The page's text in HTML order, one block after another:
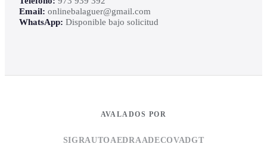
Email: onlinebalaguer@gmail.com
WhatsApp: Disponible bajo solicitud
AVALADOS POR
SIGRAUTOAEDRAADECOVADGT